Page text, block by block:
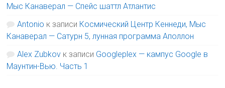
Мыс Канаверал — Спейс шаттл Атлантис
Antonio к записи Космический Центр Кеннеди, Мыс
Канаверал — Сатурн 5, лунная программа Аполлон
Alex Zubkov к записи Googleplex — кампус Google в
Маунтин-Вью. Часть 1